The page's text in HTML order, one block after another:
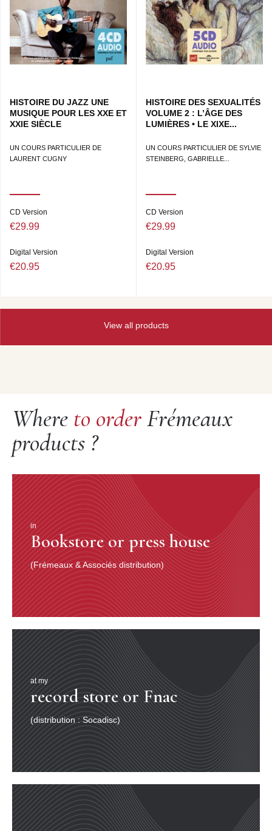
HISTOIRE DU JAZZ UNE
MUSIQUE POUR LES XXE ET
XXIE SIÈCLE
UN COURS PARTICULIER DE
LAURENT CUGNY
CD Version
€29.99
Digital Version
€20.95
HISTOIRE DES SEXUALITÉS
VOLUME 2 : L’ÂGE DES
LUMIÈRES • LE XIXE...
UN COURS PARTICULIER DE SYLVIE
STEINBERG, GABRIELLE...
CD Version
€29.99
Digital Version
€20.95
View all products
Where to orderFrémeaux
products ?
in
Bookstore or press house
(Frémeaux & Associés distribution)
at my
record store or Fnac
(distribution : Socadisc)